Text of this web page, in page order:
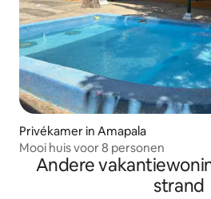
Privékamer in Amapala
Mooi huis voor 8 personen
Andere
strand